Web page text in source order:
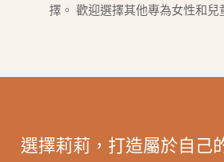
擇。 歡迎選擇其他專為女性和兒
選擇莉莉，打造屬於自己